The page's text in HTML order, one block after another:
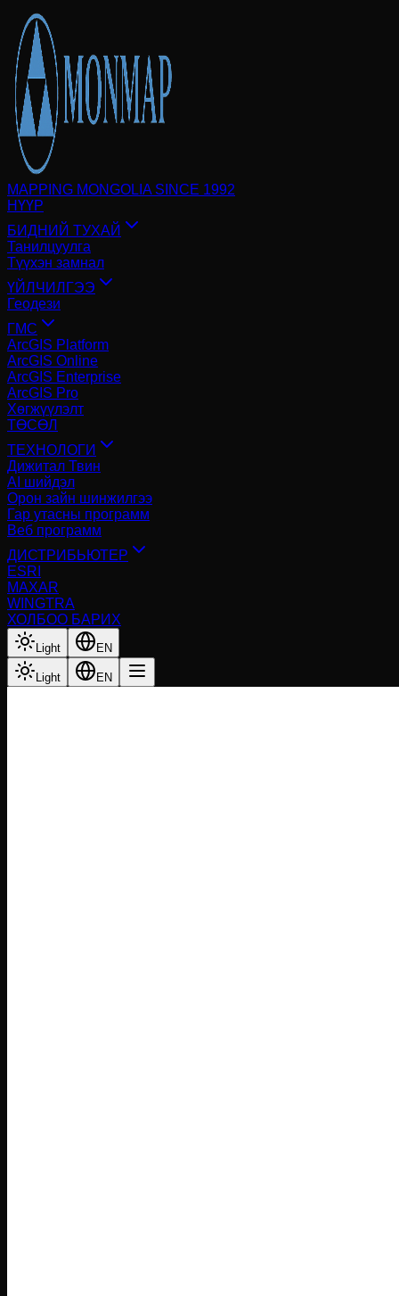
MAPPING MONGOLIA SINCE 1992
НҮҮР
БИДНИЙ ТУХАЙ
Танилцуулга
Түүхэн замнал
ҮЙЛЧИЛГЭЭ
Геодези
ГМС
ArcGIS Platform
ArcGIS Online
ArcGIS Enterprise
ArcGIS Pro
Хөгжүүлэлт
ТӨСӨЛ
ТЕХНОЛОГИ
Дижитал Твин
AI шийдэл
Орон зайн шинжилгээ
Гар утасны программ
Веб программ
ДИСТРИБЬЮТЕР
ESRI
MAXAR
WINGTRA
ХОЛБОО БАРИХ
Light EN
Light EN